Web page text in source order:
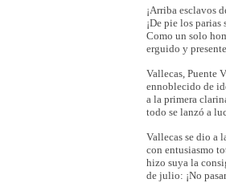
¡Arriba esclavos
¡De pie los parias
Como un solo
erguido y
Vallecas, Puente
ennoblecido de
a la primera
todo se lanzó a
Vallecas se dio a
con entusiasmo
hizo suya la
de julio: ¡No